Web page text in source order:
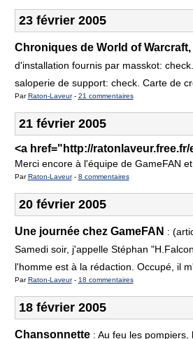
23 février 2005
Chroniques de World of
d'installation fournis par masskot:
saloperie de support: check. Carte de
ParRaton-Laveur- 21 commentaires
21 février 2005
<a href="http://
Merci encore à l'équipe de GameFAN
ParRaton-Laveur- 8 commentaires
20 février 2005
Une journée chez GameFAN :
Samedi soir, j'appelle Stéphan
l'homme est à la rédaction. Occupé, il
ParRaton-Laveur- 18 commentaires
18 février 2005
Chansonnette: Au feu les pompiers,